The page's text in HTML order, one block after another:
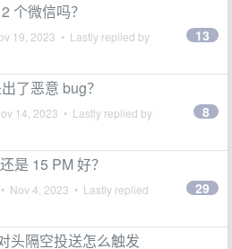
个微信吗？
19, 2023 • Lastly replied by 13
了恶意 bug？
14, 2023 • Lastly replied by 8
是 15 PM 好？
• Nov 4, 2023 • Lastly replied
29
头隔空投送怎么触发